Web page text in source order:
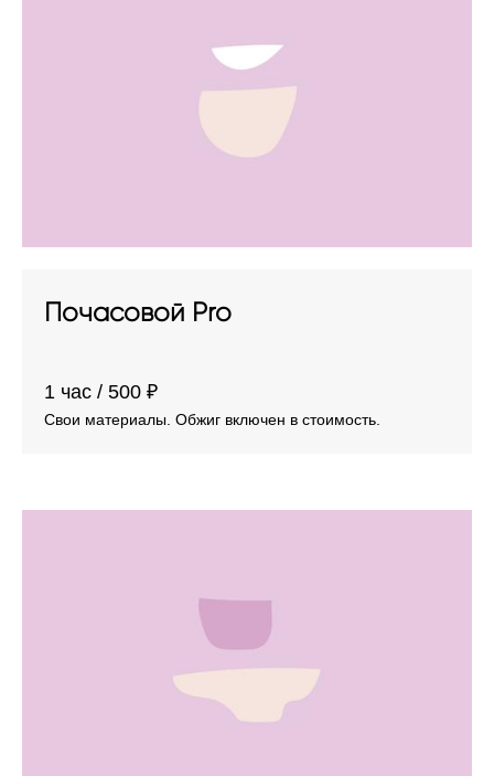
Почасовой Pro
​1 час / 500 ₽
Свои материалы. Обжиг включен в стоимость.